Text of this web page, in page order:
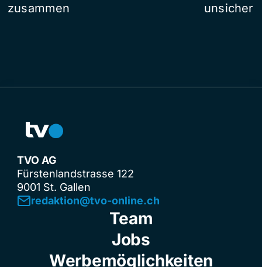
zusammen
unsicher
TVO AG
Fürstenlandstrasse 122
9001 St. Gallen
redaktion@tvo-online.ch
Team
Jobs
Werbemöglichkeiten